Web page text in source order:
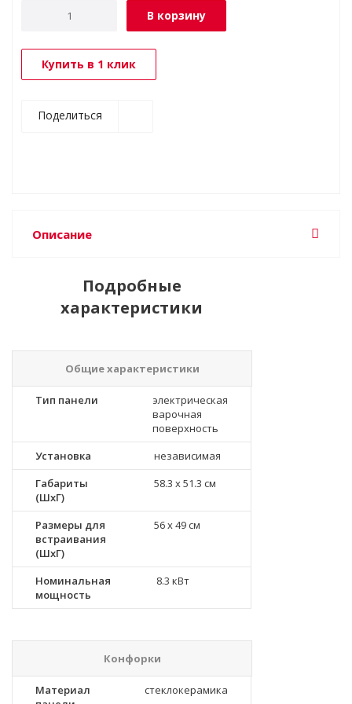
В корзину
Купить в 1 клик
Поделиться
Описание
Подробные
характеристики
Общие характеристики
Тип панели
электрическая
варочная
поверхность
Установка
независимая
Габариты
(ШхГ)
58.3 x 51.3 см
Размеры для
встраивания
(ШхГ)
56 x 49 см
Номинальная
мощность
8.3 кВт
Конфорки
Материал
стеклокерамика